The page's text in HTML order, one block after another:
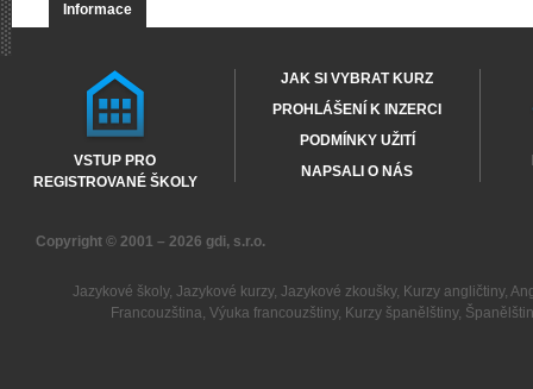
Informace
VSTUP PRO
REGISTROVANÉ ŠKOLY
JAK SI VYBRAT KURZ
PROHLÁŠENÍ K INZERCI
PODMÍNKY UŽITÍ
NAPSALI O NÁS
Copyright © 2001 – 2026 gdi, s.r.o.
Jazykové školy, Jazykové kurzy, Jazykové zkoušky, Kurzy angličtiny,
Francouzština,Výuka francouzštiny, Kurzy španělštiny,